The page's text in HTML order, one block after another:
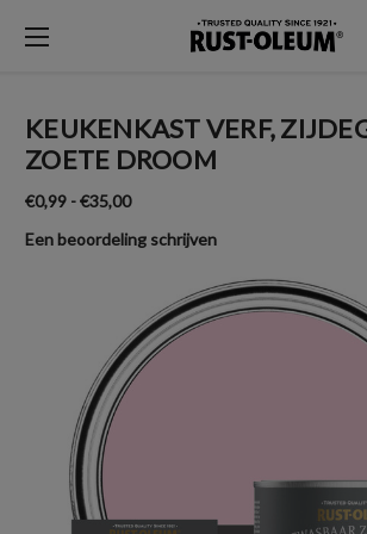
KEUKENKAST VERF,
ZOETE DROOM
€0,99 - €35,00
Een beoordeling schrijven